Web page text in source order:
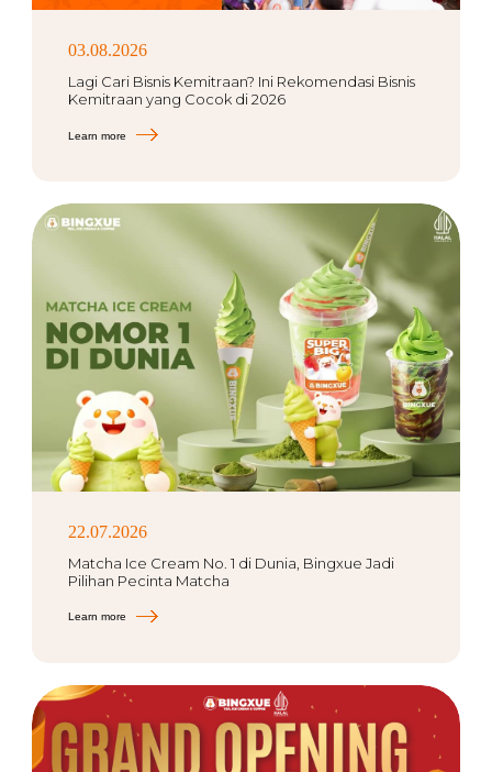
03.08.2026
Lagi Cari Bisnis Kemitraan? Ini Rekomendasi Bisnis
Kemitraan yang Cocok di 2026
Learn more
22.07.2026
Matcha Ice Cream No. 1 di Dunia, Bingxue Jadi
Pilihan Pecinta Matcha
Learn more